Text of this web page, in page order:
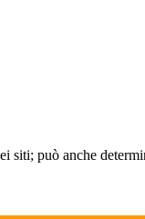
siti; può anche